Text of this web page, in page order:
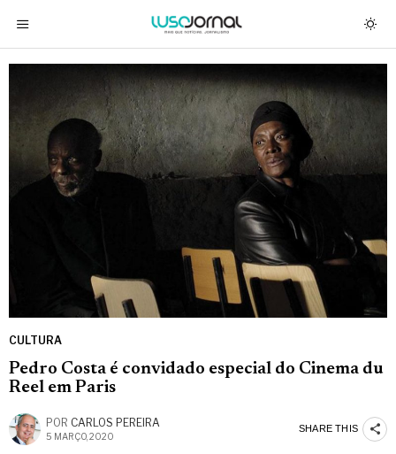
CULTURA
Pedro Costa é convidado especial do Cinema du
Reel em Paris
POR CARLOS PEREIRA
5 MARÇO, 2020
SHARE THIS